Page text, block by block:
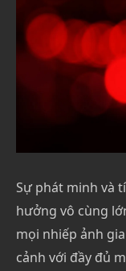
Sự phát minh và
hưởng vô cùng
mọi nhiếp ảnh
cảnh với đầy đủ